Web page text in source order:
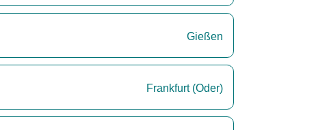
Gießen
Frankfurt (Oder)